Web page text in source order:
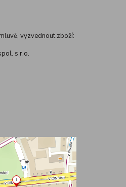
vyzvednout zboží:
s r.o.